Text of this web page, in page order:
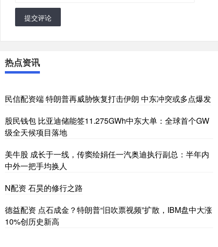
提交评论
热点资讯
民信配资端 特朗普再威胁恢复打击伊朗 中东冲突或多点爆发
股民钱包 比亚迪储能签11.275GWh中东大单：全球首个GW
级全天候项目落地
美牛股 成长于一线，传窦绘娟任一汽奥迪执行副总：半年内
中外一把手均换人
N配资 石昊的修行之路
德益配资 点石成金？特朗普“旧吹票视频”扩散，IBM盘中大涨
10%创历史新高